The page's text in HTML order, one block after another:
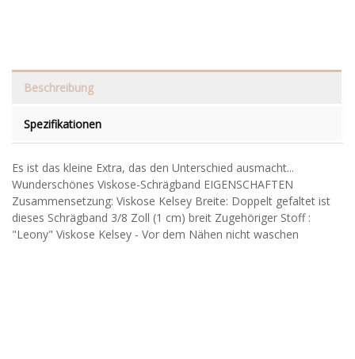
Beschreibung
Spezifikationen
Es ist das kleine Extra, das den Unterschied ausmacht...
Wunderschönes Viskose-Schrägband EIGENSCHAFTEN
Zusammensetzung: Viskose Kelsey Breite: Doppelt gefaltet ist
dieses Schrägband 3/8 Zoll (1 cm) breit Zugehöriger Stoff :
"Leony" Viskose Kelsey - Vor dem Nähen nicht waschen